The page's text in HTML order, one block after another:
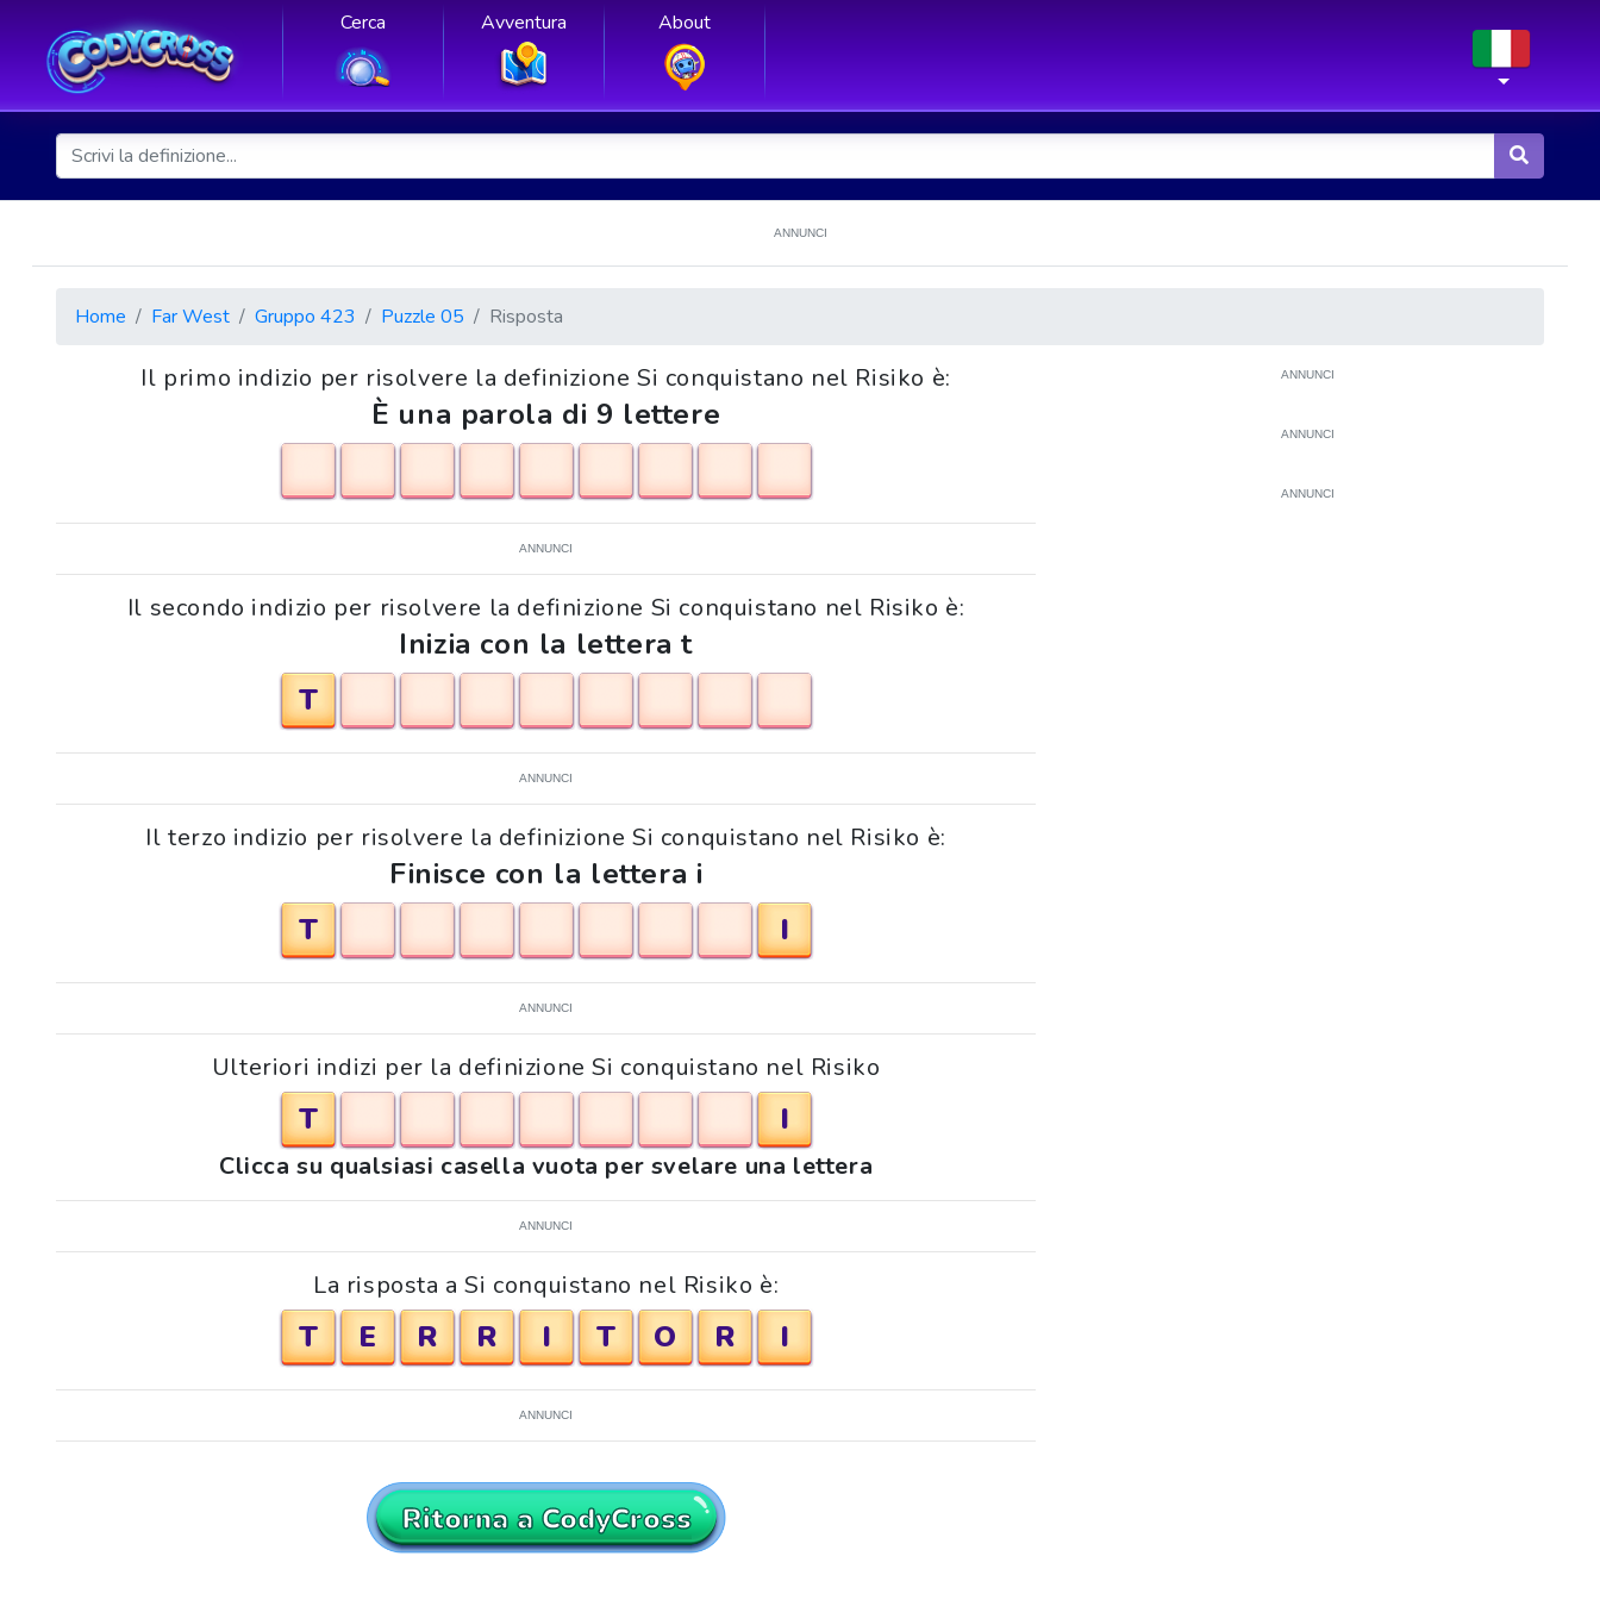
Cerca Avventura About
ANNUNCI
Home Far West Gruppo 423 Puzzle 05 Risposta
Il primo indizio per risolvere la definizione Si conquistano nel Risiko è:
È una parola di 9 lettere
ANNUNCI
Il secondo indizio per risolvere la definizione Si conquistano nel Risiko è:
Inizia con la lettera t
T
ANNUNCI
Il terzo indizio per risolvere la definizione Si conquistano nel Risiko è:
Finisce con la lettera i
T
I
ANNUNCI
Ulteriori indizi per la definizione Si conquistano nel Risiko
T I
Clicca su qualsiasi casella vuota per svelare una lettera
ANNUNCI
La risposta a Si conquistano nel Risiko è:
T E R R I T O R I
ANNUNCI
Ritorna a CodyCross
ANNUNCI
ANNUNCI
ANNUNCI